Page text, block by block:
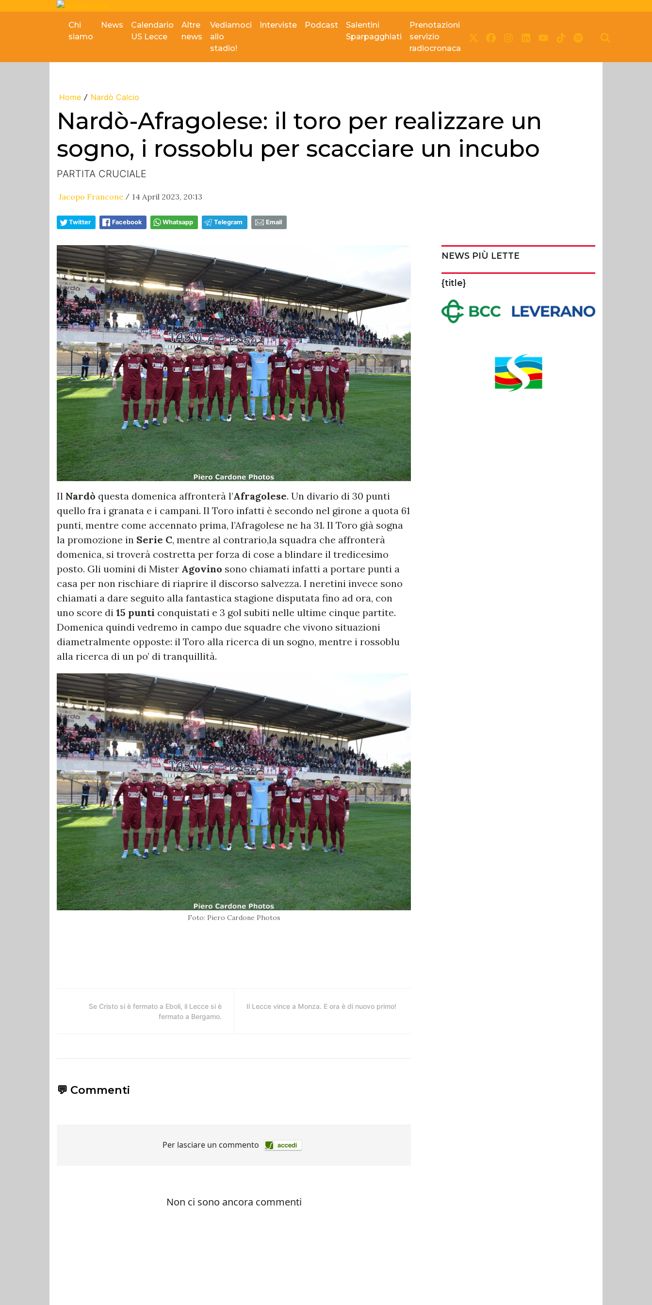
Chi
siamo
News
Calendario
US Lecce
Altre
news
Vediamoci
allo
stadio!
Interviste Podcast
Salentini
Sparpagghiati
Prenotazioni
servizio
radiocronaca
Home / Nardò Calcio
Nardò-Afragolese: il toro per realizzare un
sogno, i rossoblu per scacciare un incubo
PARTITA CRUCIALE
Jacopo Francone / 14 April 2023, 20:13
Twitter Facebook Whatsapp Telegram Email
Il Nardò questa domenica affronterà l’Afragolese. Un divario di 30 punti
quello fra i granata e i campani. Il Toro infatti è secondo nel girone a quota 61
punti, mentre come accennato prima, l’Afragolese ne ha 31. Il Toro già sogna
la promozione in Serie C, mentre al contrario,la squadra che affronterà
domenica, si troverà costretta per forza di cose a blindare il tredicesimo
posto. Gli uomini di Mister Agovino sono chiamati infatti a portare punti a
casa per non rischiare di riaprire il discorso salvezza. I neretini invece sono
chiamati a dare seguito alla fantastica stagione disputata fino ad ora, con
uno score di 15 punti conquistati e 3 gol subiti nelle ultime cinque partite.
Domenica quindi vedremo in campo due squadre che vivono situazioni
diametralmente opposte: il Toro alla ricerca di un sogno, mentre i rossoblu
alla ricerca di un po’ di tranquillità.
Foto: Piero Cardone Photos
Se Cristo si è fermato a Eboli, il Lecce si è
fermato a Bergamo.
Il Lecce vince a Monza. E ora è di nuovo primo!
💬 Commenti
NEWS PIÙ LETTE
{title}